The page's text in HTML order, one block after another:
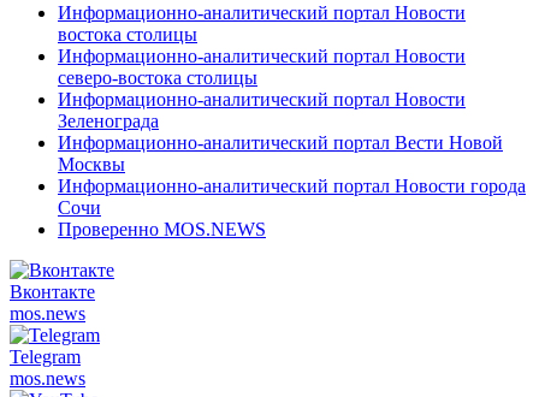
Информационно-аналитический портал Новости
востока столицы
Информационно-аналитический портал Новости
северо-востока столицы
Информационно-аналитический портал Новости
Зеленограда
Информационно-аналитический портал Вести Новой
Москвы
Информационно-аналитический портал Новости города
Сочи
Проверенно MOS.NEWS
Вконтакте
mos.news
Telegram
mos.news